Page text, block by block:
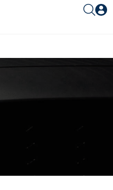
Ξέχασες το password;